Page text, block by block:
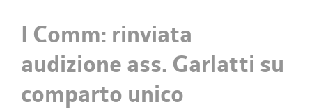
I Comm: rinviata
audizione ass. Garlatti su
comparto unico